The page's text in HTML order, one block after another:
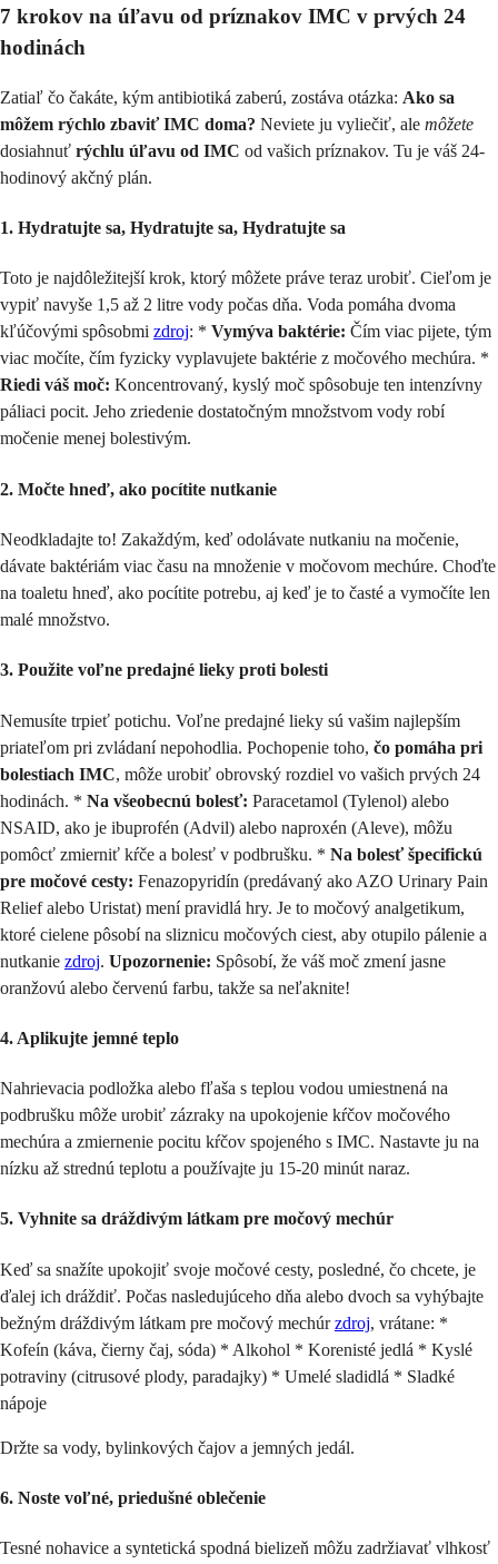
7 krokov na úľavu od príznakov IMC v prvých 24
hodinách
Zatiaľ čo čakáte, kým antibiotiká zaberú, zostáva otázka: Ako sa
môžem rýchlo zbaviť IMC doma? Neviete ju vyliečiť, ale môžete
dosiahnuť rýchlu úľavu od IMC od vašich príznakov. Tu je váš 24-
hodinový akčný plán.
1. Hydratujte sa, Hydratujte sa, Hydratujte sa
Toto je najdôležitejší krok, ktorý môžete práve teraz urobiť. Cieľom je
vypiť navyše 1,5 až 2 litre vody počas dňa. Voda pomáha dvoma
kľúčovými spôsobmi zdroj: * Vymýva baktérie: Čím viac pijete, tým
viac močíte, čím fyzicky vyplavujete baktérie z močového mechúra. *
Riedi váš moč: Koncentrovaný, kyslý moč spôsobuje ten intenzívny
páliaci pocit. Jeho zriedenie dostatočným množstvom vody robí
močenie menej bolestivým.
2. Močte hneď, ako pocítite nutkanie
Neodkladajte to! Zakaždým, keď odolávate nutkaniu na močenie,
dávate baktériám viac času na množenie v močovom mechúre. Choďte
na toaletu hneď, ako pocítite potrebu, aj keď je to časté a vymočíte len
malé množstvo.
3. Použite voľne predajné lieky proti bolesti
Nemusíte trpieť potichu. Voľne predajné lieky sú vašim najlepším
priateľom pri zvládaní nepohodlia. Pochopenie toho, čo pomáha pri
bolestiach IMC, môže urobiť obrovský rozdiel vo vašich prvých 24
hodinách. * Na všeobecnú bolesť: Paracetamol (Tylenol) alebo
NSAID, ako je ibuprofén (Advil) alebo naproxén (Aleve), môžu
pomôcť zmierniť kŕče a bolesť v podbrušku. * Na bolesť špecifickú
pre močové cesty: Fenazopyridín (predávaný ako AZO Urinary Pain
Relief alebo Uristat) mení pravidlá hry. Je to močový analgetikum,
ktoré cielene pôsobí na sliznicu močových ciest, aby otupilo pálenie a
nutkanie zdroj. Upozornenie: Spôsobí, že váš moč zmení jasne
oranžovú alebo červenú farbu, takže sa neľaknite!
4. Aplikujte jemné teplo
Nahrievacia podložka alebo fľaša s teplou vodou umiestnená na
podbrušku môže urobiť zázraky na upokojenie kŕčov močového
mechúra a zmiernenie pocitu kŕčov spojeného s IMC. Nastavte ju na
nízku až strednú teplotu a používajte ju 15-20 minút naraz.
5. Vyhnite sa dráždivým látkam pre močový mechúr
Keď sa snažíte upokojiť svoje močové cesty, posledné, čo chcete, je
ďalej ich dráždiť. Počas nasledujúceho dňa alebo dvoch sa vyhýbajte
bežným dráždivým látkam pre močový mechúrzdroj, vrátane: *
Kofeín (káva, čierny čaj, sóda) * Alkohol * Korenisté jedlá * Kyslé
potraviny (citrusové plody, paradajky) * Umelé sladidlá * Sladké
nápoje
Držte sa vody, bylinkových čajov a jemných jedál.
6. Noste voľné, priedušné oblečenie
Tesné nohavice a syntetická spodná bielizeň môžu zadržiavať vlhkosť